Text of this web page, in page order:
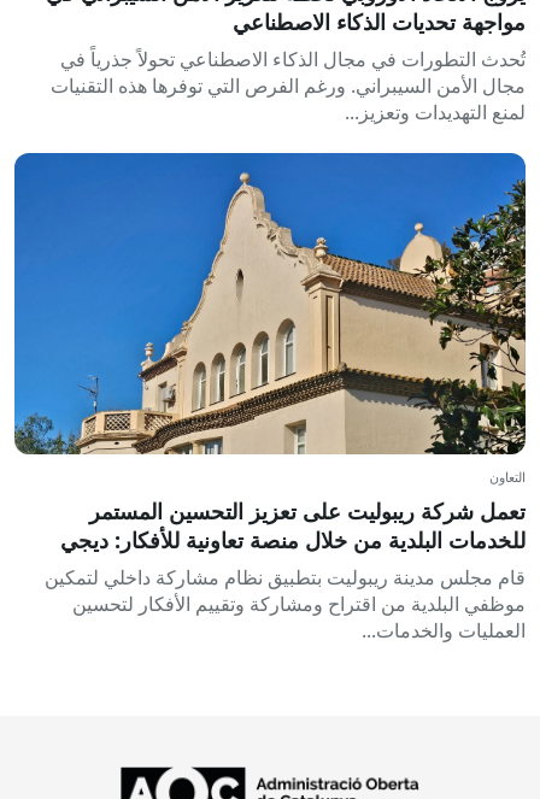
مواجهة تحديات الذكاء الاصطناعي
تُحدث التطورات في مجال الذكاء الاصطناعي تحولاً جذرياً في
مجال الأمن السيبراني. ورغم الفرص التي توفرها هذه التقنيات
لمنع التهديدات وتعزيز...
التعاون
تعمل شركة ريبوليت على تعزيز التحسين المستمر
للخدمات البلدية من خلال منصة تعاونية للأفكار: ديجي
كانفيس
قام مجلس مدينة ريبوليت بتطبيق نظام مشاركة داخلي لتمكين
موظفي البلدية من اقتراح ومشاركة وتقييم الأفكار لتحسين
العمليات والخدمات...